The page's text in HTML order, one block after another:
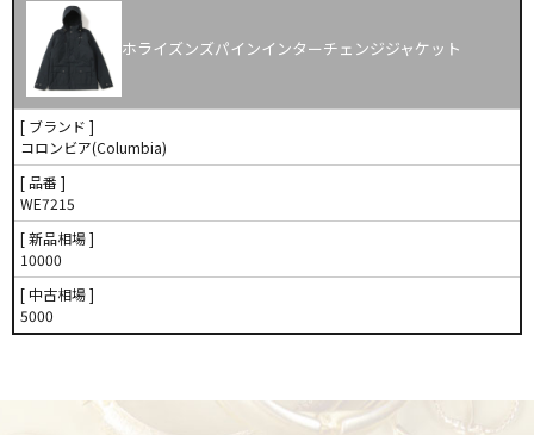
ホライズンズパインインターチェンジジャケット
[ ブランド ]
コロンビア(Columbia)
[ 品番 ]
WE7215
[ 新品相場 ]
10000
[ 中古相場 ]
5000